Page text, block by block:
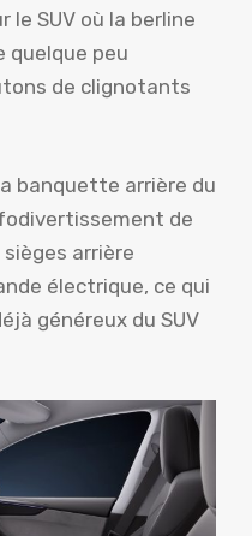
SUV où la berline
quelque peu
de clignotants
banquette arrière du
de
arrière
électrique, ce qui
généreux du SUV